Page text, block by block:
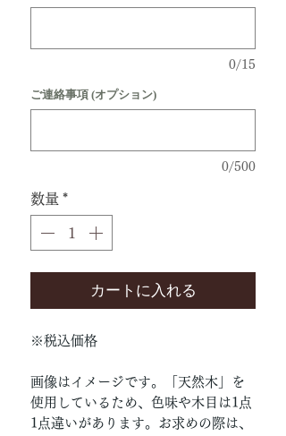
0/15
ご連絡事項 (オプション)
0/500
数量 *
カートに入れる
※税込価格
画像はイメージです。「天然木」を
使用しているため、色味や木目は1点
1点違いがあります。お求めの際は、